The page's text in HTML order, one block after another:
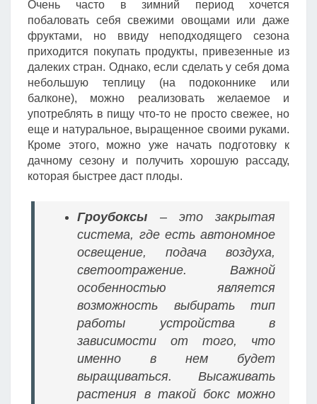
Очень часто в зимний период хочется
побаловать себя свежими овощами или даже
фруктами, но ввиду неподходящего сезона
приходится покупать продукты, привезенные из
далеких стран. Однако, если сделать у себя дома
небольшую теплицу (на подоконнике или
балконе), можно реализовать желаемое и
употреблять в пищу что-то не просто свежее, но
еще и натуральное, выращенное своими руками.
Кроме этого, можно уже начать подготовку к
дачному сезону и получить хорошую рассаду,
которая быстрее даст плоды.
Гроубоксы – это закрытая
система, где есть автономное
освещение, подача воздуха,
светоотражение. Важной
особенностью является
возможность выбирать тип
работы устройства в
зависимости от того, что
именно в нем будет
выращиваться. Высаживать
растения в такой бокс можно